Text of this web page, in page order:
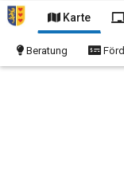
Karte
Beratung